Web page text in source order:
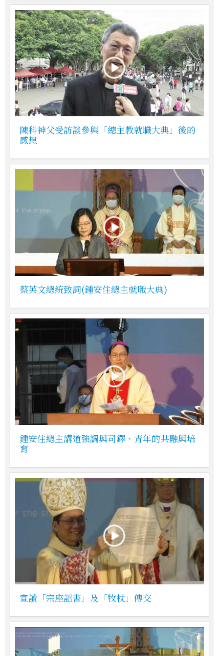
陳科神父受訪談參與「總主教就職大典」後的
感想
蔡英文總統致詞(鍾安住總主就職大典)
鍾安住總主講道強調與司鐸、青年的共融與培
育
宣讀「宗座詔書」及「牧杖」傳交